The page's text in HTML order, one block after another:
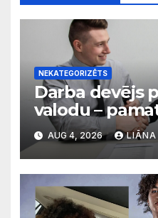
NEKATEGORIZĒTS
Darba devējs
valodu –
diskriminācija?
AUG 4, 2026